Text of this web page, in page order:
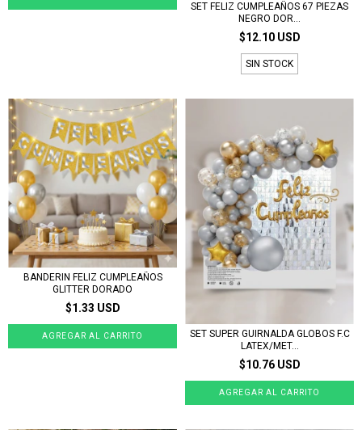
SET FELIZ CUMPLEAÑOS 67 PIEZAS
NEGRO DOR...
$12.10 USD
SIN STOCK
BANDERIN FELIZ CUMPLEAÑOS
GLITTER DORADO
$1.33 USD
SET SUPER GUIRNALDA GLOBOS F.C
LATEX/MET...
$10.76 USD